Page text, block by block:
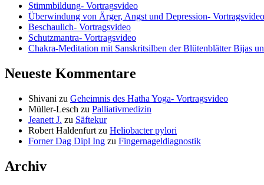
Stimmbildung- Vortragsvideo
Überwindung von Ärger, Angst und Depression- Vortragsvideo
Beschaulich- Vortragsvideo
Schutzmantra- Vortragsvideo
Chakra-Meditation mit Sanskritsilben der Blütenblätter Bijas
Neueste Kommentare
Shivani zu Geheimnis des Hatha Yoga- Vortragsvideo
Müller-Lesch zu Palliativmedizin
Jeanett J. zu Säftekur
Robert Haldenfurt zu Heliobacter pylori
Forner Dag Dipl Ing zu Fingernageldiagnostik
Archiv